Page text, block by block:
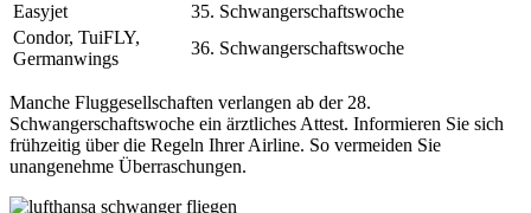
Easyjet
35. Schwangerschaftswoche
Condor, TuiFLY,
Germanwings
36. Schwangerschaftswoche
Manche Fluggesellschaften verlangen ab der 28.
Schwangerschaftswoche ein ärztliches Attest. Informieren Sie sich
frühzeitig über die Regeln Ihrer Airline. So vermeiden Sie
unangenehme Überraschungen.